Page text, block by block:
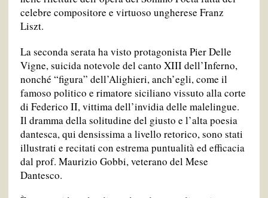
celebre compositore e virtuoso ungherese Franz
Liszt.
La seconda serata ha visto protagonista Pier Delle
Vigne, suicida notevole del canto XIII dell’Inferno,
nonché “figura” dell’Alighieri, anch’egli, come il
famoso politico e rimatore siciliano vissuto alla corte
di Federico II, vittima dell’invidia delle malelingue.
Il dramma della solitudine del giusto e l’alta poesia
dantesca, qui densissima a livello retorico, sono stati
illustrati e recitati con estrema puntualità ed efficacia
dal prof. Maurizio Gobbi, veterano del Mese
Dantesco.